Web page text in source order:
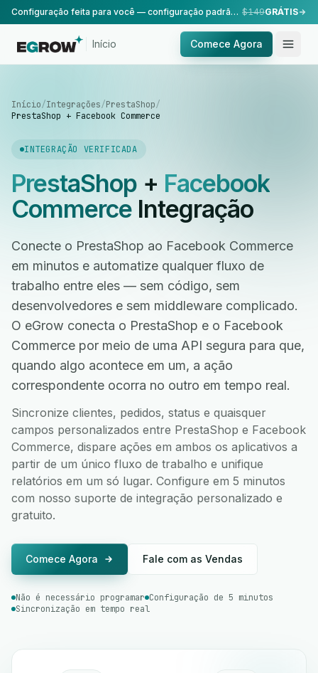
Configuração feita para você — configuração padrão, realizada pela nossa equipe. $149GRÁTIS
Início Comece Agora
Início/Integrações/PrestaShop/
PrestaShop + Facebook Commerce
INTEGRAÇÃO VERIFICADA
PrestaShop+ Facebook
CommerceIntegração
Conecte o PrestaShop ao Facebook Commerce
em minutos e automatize qualquer fluxo de
trabalho entre eles — sem código, sem
desenvolvedores e sem middleware complicado.
O eGrow conecta o PrestaShop e o Facebook
Commerce por meio de uma API segura para que,
quando algo acontece em um, a ação
correspondente ocorra no outro em tempo real.
Sincronize clientes, pedidos, status e quaisquer
campos personalizados entre PrestaShop e Facebook
Commerce, dispare ações em ambos os aplicativos a
partir de um único fluxo de trabalho e unifique
relatórios em um só lugar. Configure em 5 minutos
com nosso suporte de integração personalizado e
gratuito.
Comece Agora Fale com as Vendas
Não é necessário programar Configuração de 5 minutos
Sincronização em tempo real